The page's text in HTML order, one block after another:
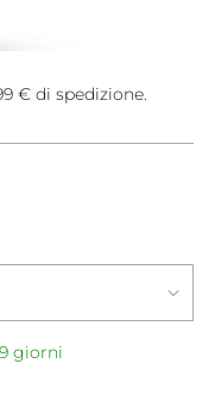
€ di spedizione.
giorni